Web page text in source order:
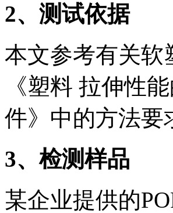
2、测试依据
本文参考有关软
《塑料 拉伸性
件》中的方法要
3、检测样品
某企业提供的